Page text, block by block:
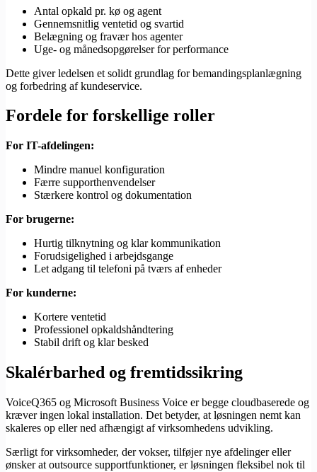
Antal opkald pr. kø og agent
Gennemsnitlig ventetid og svartid
Belægning og fravær hos agenter
Uge- og månedsopgørelser for performance
Dette giver ledelsen et solidt grundlag for bemandingsplanlægning
og forbedring af kundeservice.
Fordele for forskellige roller
For IT-afdelingen:
Mindre manuel konfiguration
Færre supporthenvendelser
Stærkere kontrol og dokumentation
For brugerne:
Hurtig tilknytning og klar kommunikation
Forudsigelighed i arbejdsgange
Let adgang til telefoni på tværs af enheder
For kunderne:
Kortere ventetid
Professionel opkaldshåndtering
Stabil drift og klar besked
Skalérbarhed og fremtidssikring
VoiceQ365 og Microsoft Business Voice er begge cloudbaserede og
kræver ingen lokal installation. Det betyder, at løsningen nemt kan
skaleres op eller ned afhængigt af virksomhedens udvikling.
Særligt for virksomheder, der vokser, tilføjer nye afdelinger eller
ønsker at outsource supportfunktioner, er løsningen fleksibel nok til